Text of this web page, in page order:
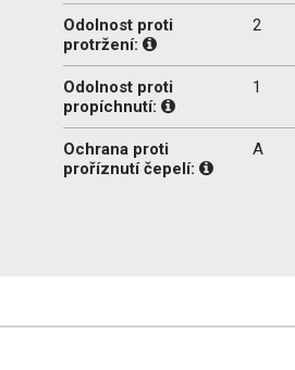
Odolnost proti
protržení:
2
Odolnost proti
propíchnutí:
1
Ochrana proti
proříznutí čepelí:
A